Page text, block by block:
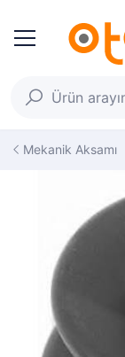
Mekanik Aksamı